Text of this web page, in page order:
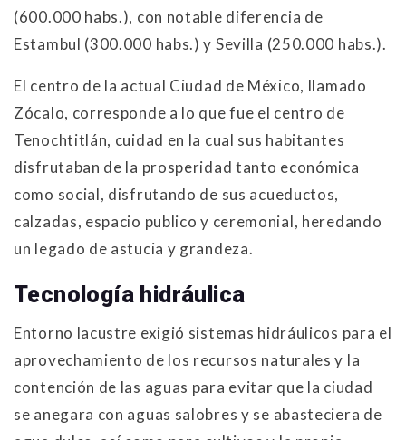
(600.000 habs.), con notable diferencia de
Estambul (300.000 habs.) y Sevilla (250.000 habs.).
El centro de la actual Ciudad de México, llamado
Zócalo, corresponde a lo que fue el centro de
Tenochtitlán, cuidad en la cual sus habitantes
disfrutaban de la prosperidad tanto económica
como social, disfrutando de sus acueductos,
calzadas, espacio publico y ceremonial, heredando
un legado de astucia y grandeza.
Tecnología hidráulica
Entorno lacustre exigió sistemas hidráulicos para el
aprovechamiento de los recursos naturales y la
contención de las aguas para evitar que la ciudad
se anegara con aguas salobres y se abasteciera de